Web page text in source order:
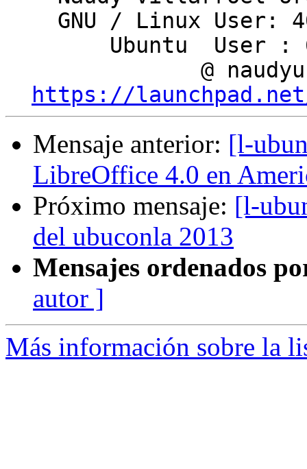
https://
Mensaje anterior: [l-
LibreOffice 4.0 en
Próximo mensaje: [l-
del ubuconla 2013
Mensajes ordenados
autor ]
Más información sobre la